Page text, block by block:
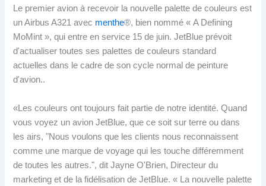
Le premier avion à recevoir la nouvelle palette de couleurs est
un Airbus A321 avec menthe®, bien nommé « A Defining
MoMint », qui entre en service 15 de juin. JetBlue prévoit
d'actualiser toutes ses palettes de couleurs standard
actuelles dans le cadre de son cycle normal de peinture
d'avion..
«Les couleurs ont toujours fait partie de notre identité. Quand
vous voyez un avion JetBlue, que ce soit sur terre ou dans
les airs, "Nous voulons que les clients nous reconnaissent
comme une marque de voyage qui les touche différemment
de toutes les autres.", dit Jayne O'Brien, Directeur du
marketing et de la fidélisation de JetBlue. « La nouvelle palette